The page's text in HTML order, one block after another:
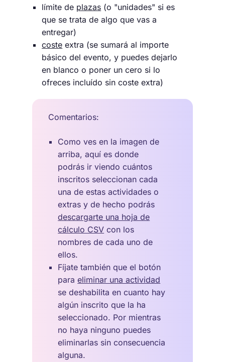
límite de plazas (o "unidades" si es
que se trata de algo que vas a
entregar)
coste extra (se sumará al importe
básico del evento, y puedes dejarlo
en blanco o poner un cero si lo
ofreces incluído sin coste extra)
Comentarios:
Como ves en la imagen de
arriba, aquí es donde
podrás ir viendo cuántos
inscritos seleccionan cada
una de estas actividades o
extras y de hecho podrás
descargarte una hoja de
cálculo CSV con los
nombres de cada uno de
ellos.
Fíjate también que el botón
paraeliminar una actividad
se deshabilita en cuanto hay
algún inscrito que la ha
seleccionado. Por mientras
no haya ninguno puedes
eliminarlas sin consecuencia
alguna.